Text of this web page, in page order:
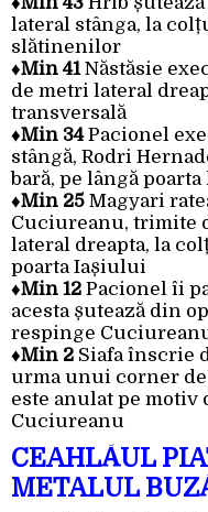
lateral stânga, la
slătinenilor
♦Min 41Năstăsie
de metri lateral
transversală
♦Min 34Pacionel
stângă, Rodri
bară, pe lângă
♦Min 25 Magyari
Cuciureanu, trimite
lateral dreapta, la
poarta Iașiului
♦Min 12 Pacionel îi
acesta șutează din
respinge
♦Min 2 Siafa înscrie
urma unui corner
este anulat pe motiv
Cuciureanu
CEAHLĂUL
METALUL